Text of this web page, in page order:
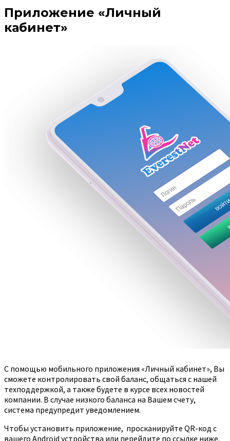
Приложение «Личный
кабинет»
С помощью мобильного приложения «Личный кабинет», Вы
сможете контролировать свой баланс, общаться с нашей
техподдержкой, а также будете в курсе всех новостей
компании. В случае низкого баланса на Вашем счету,
система предупредит уведомлением.
Чтобы установить приложение, просканируйте QR-код с
вашего Android устройства или перейдите по ссылке ниже.